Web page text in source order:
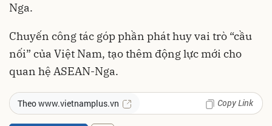
Nga.
Chuyến công tác góp phần phát huy vai trò “cầu
nối” của Việt Nam, tạo thêm động lực mới cho
quan hệ ASEAN-Nga.
Theo www.vietnamplus.vn Copy Link